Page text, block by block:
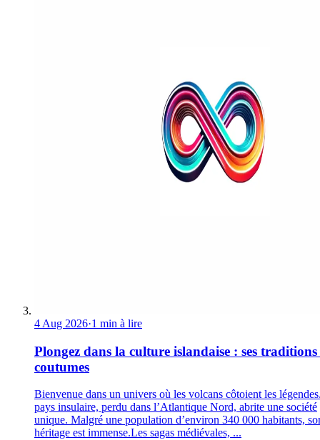
4 Aug 2026·1 min à lire
Plongez dans la culture islandaise : ses traditions
coutumes
Bienvenue dans un univers où les volcans côtoient les
pays insulaire, perdu dans l’Atlantique Nord, abrite une société
unique. Malgré une population d’environ 340 000 habitants,
héritage est immense.Les sagas médiévales, ...